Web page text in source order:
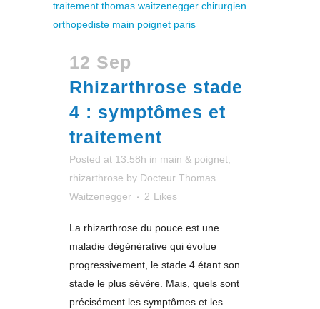
12 Sep
Rhizarthrose stade
4 : symptômes et
traitement
Posted at 13:58h in main & poignet
rhizarthrose by Docteur Thomas
Waitzenegger
2 Likes
La rhizarthrose du pouce est une
maladie dégénérative qui évolue
progressivement, le stade 4 étant son
stade le plus sévère. Mais, quels sont
précisément les symptômes et les